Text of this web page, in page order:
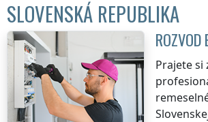
SLOVENSKÁ REPUBLIKA
ROZVOD
Prajete si